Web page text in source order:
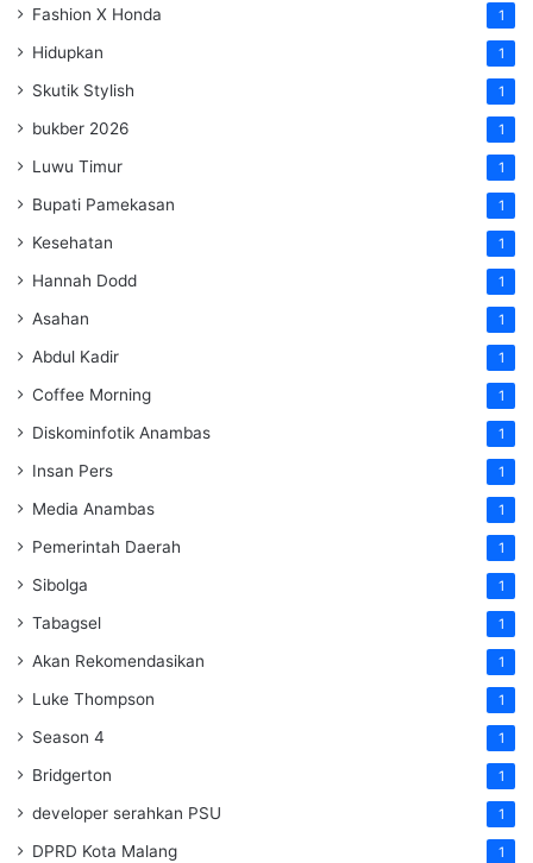
Fashion X Honda 1
Hidupkan 1
Skutik Stylish 1
bukber 2026 1
Luwu Timur 1
Bupati Pamekasan 1
Kesehatan 1
Hannah Dodd 1
Asahan 1
Abdul Kadir 1
Coffee Morning 1
Diskominfotik Anambas 1
Insan Pers 1
Media Anambas 1
Pemerintah Daerah 1
Sibolga 1
Tabagsel 1
Akan Rekomendasikan 1
Luke Thompson 1
Season 4 1
Bridgerton 1
developer serahkan PSU 1
DPRD Kota Malang 1